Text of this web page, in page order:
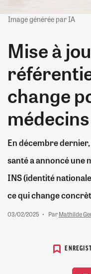
Image générée par IA
Mise à
change
En décembre
santé a annoncé
INS (identité
ce qui change
03/02/2025 ParMathilde